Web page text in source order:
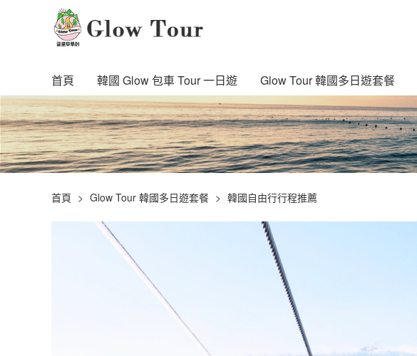
首頁 韓國 Glow 包車 Tour 一日遊 Glow Tour 韓國多日遊套餐
首頁 Glow Tour 韓國多日遊套餐 韓國自由行行程推薦